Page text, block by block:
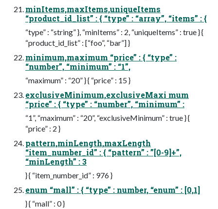
minItems,maxItems,uniqueItems
“product_id_list” : { “type” : “array”, “items” : {
“type” : “string” }, “minItems” : 2, “uniqueItems” : true } {
“product_id_list” : [“foo”, “bar”] }
minimum,maximum “price” : { “type” :
“number”, “minimum” : “1”,
“maximum” : “20” } { “price” : 15 }
exclusiveMinimum,exclusiveMaxi mum
“price” : { “type” : “number”, “minimum” :
“1”, “maximum” : “20”, “exclusiveMinimum” : true } {
“price” : 2 }
pattern,minLength,maxLength
“item_number_id” : { “pattern” : ”[0-9]+”,
“minLength” : 3
} { “item_number_id” : 976 }
enum “mall” : { “type” : number, “enum” : [0,1]
} { “mall” : 0 }